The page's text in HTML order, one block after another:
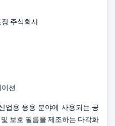
주식회사
션
업용 응용 분야에 사용되는 공
보호 필름을 제조하는 다각화